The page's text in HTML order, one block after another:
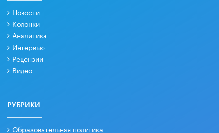
Новости
Колонки
Аналитика
Интервью
Рецензии
Видео
РУБРИКИ
Образовательная политика